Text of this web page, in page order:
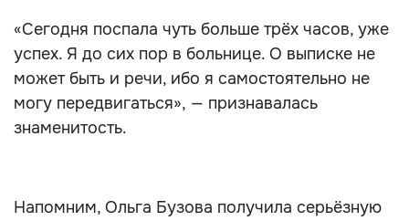
«Сегодня поспала чуть больше трёх часов, уже
успех. Я до сих пор в больнице. О выписке не
может быть и речи, ибо я самостоятельно не
могу передвигаться», — признавалась
знаменитость.
Напомним, Ольга Бузова получила серьёзную